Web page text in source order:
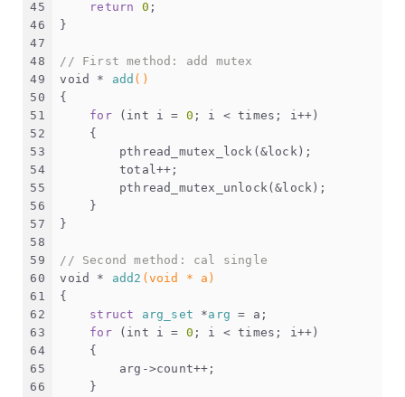
45
46
47
48
49
50
51
52
53
54
55
56
57
58
59
60
61
62
63
64
65
66
return 0 ;
}
// First method: add mutex
void
* add ()
{
for ( int i = 0 ; i < times; i++)
    {
        pthread_mutex_lock(&lock);
        total++;
        pthread_mutex_unlock(&lock);
    }
}
// Second method: cal single
void
* add2 ( void
* a)
{
struct
arg_set *arg = a;
for ( int i = 0 ; i < times; i++)
    {
        arg->count++;
    }